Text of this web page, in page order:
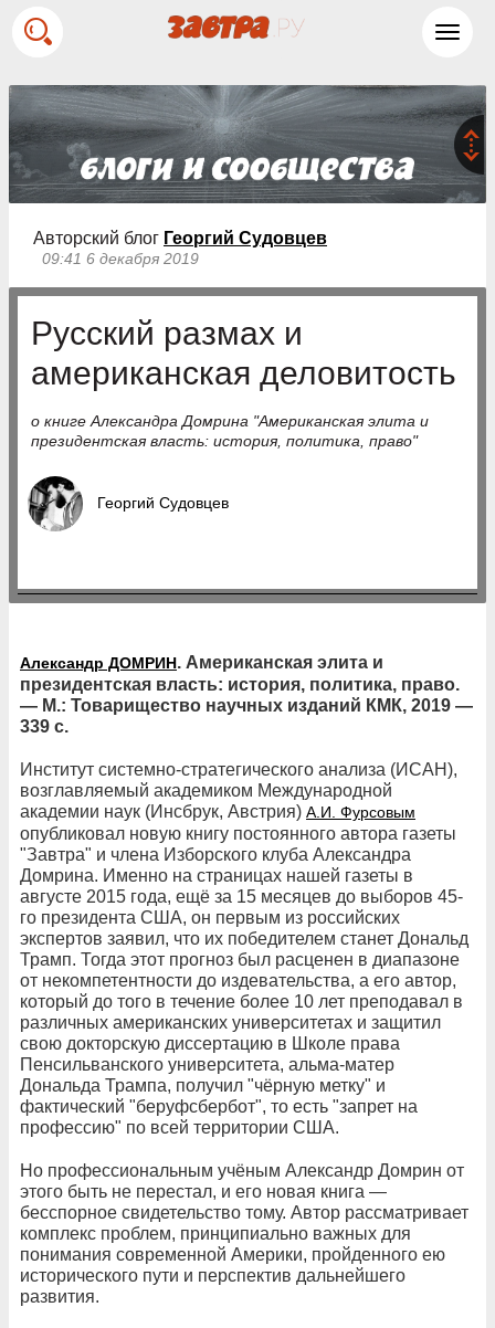
Авторский блог Георгий Судовцев
09:41 6 декабря 2019
Русский размах и
американская деловитость
о книге Александра Домрина "Американская элита и
президентская власть: история, политика, право"
Георгий Судовцев
Александр ДОМРИН. Американская элита и
президентская власть: история, политика, право.
— М.: Товарищество научных изданий КМК, 2019 —
339 с.
Институт системно-стратегического анализа (ИСАН),
возглавляемый академиком Международной
академии наук (Инсбрук, Австрия) А.И. Фурсовым
опубликовал новую книгу постоянного автора газеты
"Завтра" и члена Изборского клуба Александра
Домрина. Именно на страницах нашей газеты в
августе 2015 года, ещё за 15 месяцев до выборов 45-
го президента США, он первым из российских
экспертов заявил, что их победителем станет Дональд
Трамп. Тогда этот прогноз был расценен в диапазоне
от некомпетентности до издевательства, а его автор,
который до того в течение более 10 лет преподавал в
различных американских университетах и защитил
свою докторскую диссертацию в Школе права
Пенсильванского университета, альма-матер
Дональда Трампа, получил "чёрную метку" и
фактический "беруфсбербот", то есть "запрет на
профессию" по всей территории США.
Но профессиональным учёным Александр Домрин от
этого быть не перестал, и его новая книга —
бесспорное свидетельство тому. Автор рассматривает
комплекс проблем, принципиально важных для
понимания современной Америки, пройденного ею
исторического пути и перспектив дальнейшего
развития.